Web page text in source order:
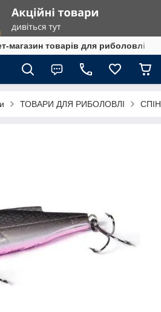
магазин товарів для риболовлі
ТОВАРИ ДЛЯ РИБОЛОВЛІ